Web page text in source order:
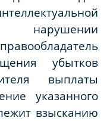
нарушении
убытков
выплаты
указанного
взысканию